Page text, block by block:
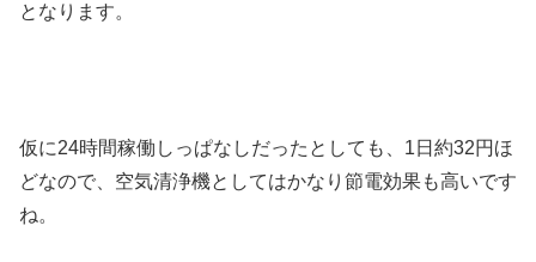
となります。
仮に24時間稼働しっぱなしだったとしても、1日約32円ほ
どなので、空気清浄機としてはかなり節電効果も高いです
ね。